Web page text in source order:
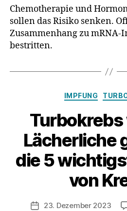
Chemotherapie und
sollen das Risiko senken.
Zusammenhang zu
bestritten.
IMPFUNG
Lächerliche
die 5
von
Veröffentlichungsdatum
23. Dezember 2023